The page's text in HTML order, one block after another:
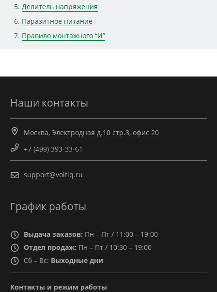
Делитель напряжения
Паразитное питание
Правило монтажного “И”
Наши контакты
Москва, Электродная д.10 стр.3, офис 20
+7 (499) 393-33-61
support@voltiq.ru
График работы
Выдача заказов: Пн – Пт / 11:00 – 19:00
Отдел продаж: Пн – Пт / 10:30 – 19:00
Сб – Вс: Выходные дни
Контакты и режим работы